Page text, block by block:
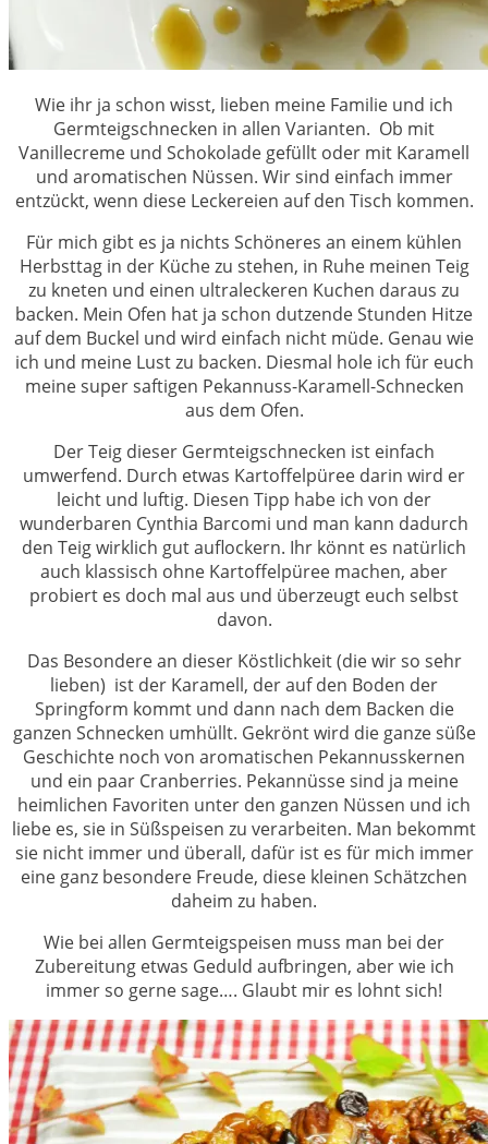
Wie ihr ja schon wisst, lieben meine Familie und ich
Germteigschnecken in allen Varianten. Ob mit
Vanillecreme und Schokolade gefüllt oder mit Karamell
und aromatischen Nüssen. Wir sind einfach immer
entzückt, wenn diese Leckereien auf den Tisch kommen.
Für mich gibt es ja nichts Schöneres an einem kühlen
Herbsttag in der Küche zu stehen, in Ruhe meinen Teig
zu kneten und einen ultraleckeren Kuchen daraus zu
backen. Mein Ofen hat ja schon dutzende Stunden Hitze
auf dem Buckel und wird einfach nicht müde. Genau wie
ich und meine Lust zu backen. Diesmal hole ich für euch
meine super saftigen Pekannuss-Karamell-Schnecken
aus dem Ofen.
Der Teig dieser Germteigschnecken ist einfach
umwerfend. Durch etwas Kartoffelpüree darin wird er
leicht und luftig. Diesen Tipp habe ich von der
wunderbaren Cynthia Barcomi und man kann dadurch
den Teig wirklich gut auflockern. Ihr könnt es natürlich
auch klassisch ohne Kartoffelpüree machen, aber
probiert es doch mal aus und überzeugt euch selbst
davon.
Das Besondere an dieser Köstlichkeit (die wir so sehr
lieben) ist der Karamell, der auf den Boden der
Springform kommt und dann nach dem Backen die
ganzen Schnecken umhüllt. Gekrönt wird die ganze süße
Geschichte noch von aromatischen Pekannusskernen
und ein paar Cranberries. Pekannüsse sind ja meine
heimlichen Favoriten unter den ganzen Nüssen und ich
liebe es, sie in Süßspeisen zu verarbeiten. Man bekommt
sie nicht immer und überall, dafür ist es für mich immer
eine ganz besondere Freude, diese kleinen Schätzchen
daheim zu haben.
Wie bei allen Germteigspeisen muss man bei der
Zubereitung etwas Geduld aufbringen, aber wie ich
immer so gerne sage…. Glaubt mir es lohnt sich!